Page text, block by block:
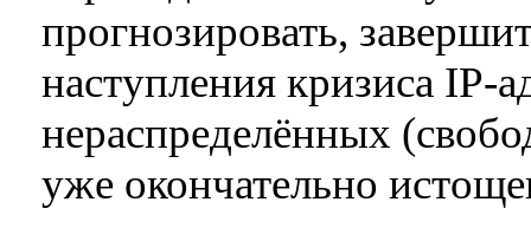
прогнозировать,
наступления кризиса IP-
нераспределённых
уже окончательно